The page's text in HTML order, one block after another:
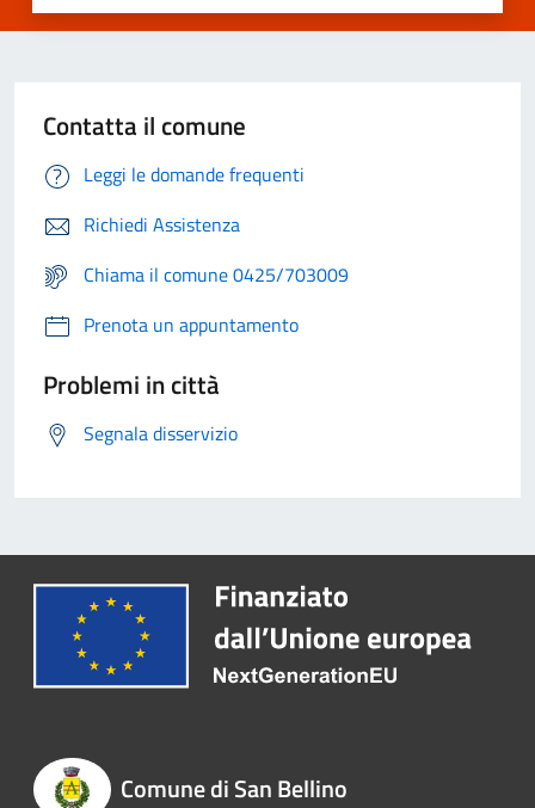
Contatta il comune
Leggi le domande frequenti
Richiedi Assistenza
Chiama il comune 0425/703009
Prenota un appuntamento
Problemi in città
Segnala disservizio
Comune di San Bellino